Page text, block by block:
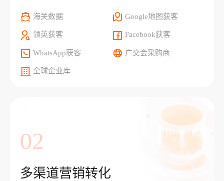
海关数据 Google地图获客
领英获客 Facebook获客
WhatsApp获客 广交会采购商
全球企业库
02
多渠道营销转化